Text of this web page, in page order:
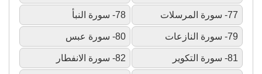
77- سورة المرسلات 78- سورة النبأ
79- سورة النازعات 80- سورة عبس
81- سورة التكوير 82- سورة الانفطار